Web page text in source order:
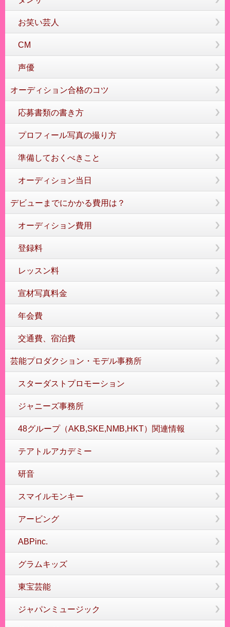
お笑い芸人
CM
声優
オーディション合格のコツ
応募書類の書き方
プロフィール写真の撮り方
準備しておくべきこと
オーディション当日
デビューまでにかかる費用は？
オーディション費用
登録料
レッスン料
宣材写真料金
年会費
交通費、宿泊費
芸能プロダクション・モデル事務所
スターダストプロモーション
ジャニーズ事務所
48グループ（AKB,SKE,NMB,HKT）関連情報
テアトルアカデミー
研音
スマイルモンキー
アービング
ABPinc.
グラムキッズ
東宝芸能
ジャパンミュージック